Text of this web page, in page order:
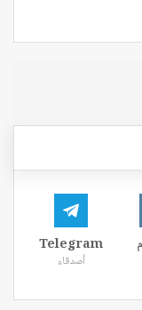
Telegram
أصدقاء